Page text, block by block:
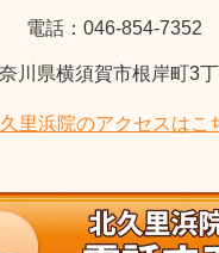
電話：046-854-7352
川県横須賀市根岸町3
里浜院のアクセスはこ